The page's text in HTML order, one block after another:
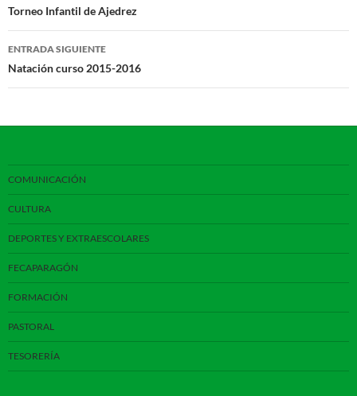
de
entradas
Torneo Infantil de Ajedrez
ENTRADA SIGUIENTE
Natación curso 2015-2016
COMUNICACIÓN
CULTURA
DEPORTES Y EXTRAESCOLARES
FECAPARAGÓN
FORMACIÓN
PASTORAL
TESORERÍA